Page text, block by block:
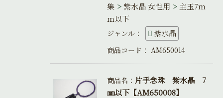
集
紫水晶 女性用
主玉7ｍ
ｍ以下
ジャンル： 紫水晶
商品コード： AM650014
商品名： 片手念珠 紫水晶 7
㎜以下【AM650008】